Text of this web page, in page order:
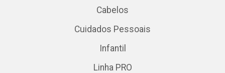
Cabelos
Cuidados Pessoais
Infantil
Linha PRO